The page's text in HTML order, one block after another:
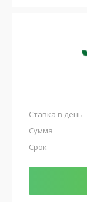
Ставка в день
Сумма
Срок